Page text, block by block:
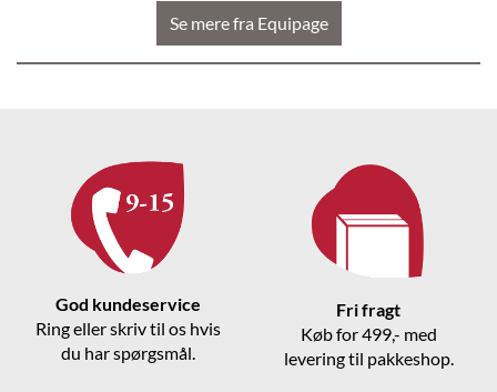
Se mere fra Equipage
God kundeservice
Ring eller skriv til os hvis
du har spørgsmål.
Fri fragt
Køb for 499,- med
levering til pakkeshop.